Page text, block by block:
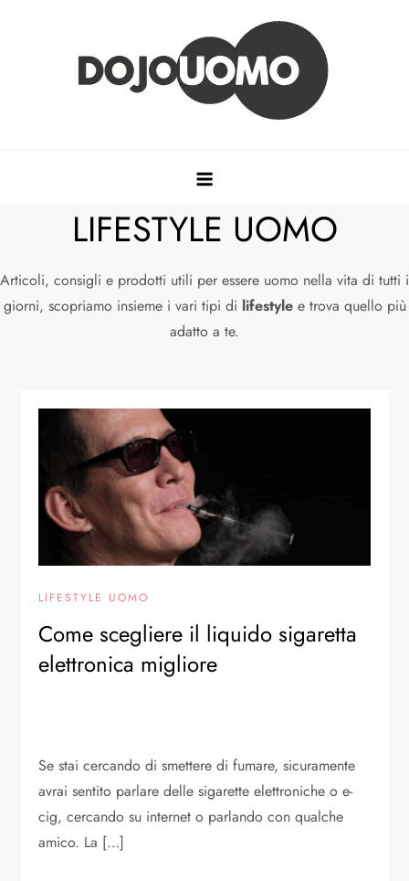
LIFESTYLE UOMO
Articoli, consigli e prodotti utili per essere uomo nella vita di tutti i
giorni, scopriamo insieme i vari tipi di lifestylee trova quello più
adatto a te.
LIFESTYLE UOMO
Come scegliere il liquido sigaretta
elettronica migliore
Se stai cercando di smettere di fumare, sicuramente
avrai sentito parlare delle sigarette elettroniche o e-
cig, cercando su internet o parlando con qualche
amico. La […]